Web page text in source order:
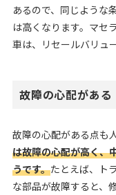
あるので、同じような
は高くなります。マセ
車は、リセールバリュ
故障の心配がある
故障の心配がある点も
は故障の心配が高く、
うです。たとえば、ト
な部品が故障すると、